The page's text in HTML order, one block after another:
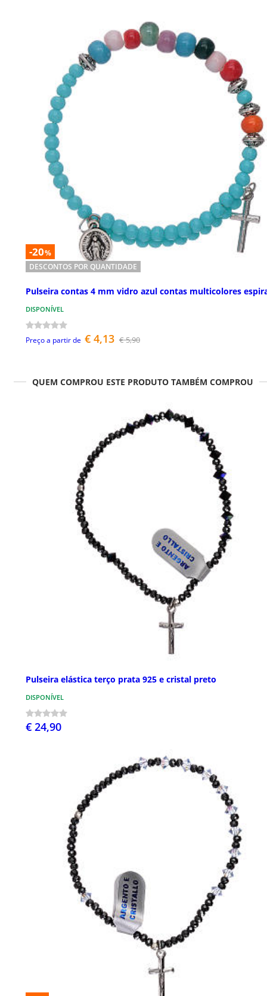
-20%
DESCONTOS POR QUANTIDADE
Pulseira contas 4 mm vidro azul contas multicolores
DISPONÍVEL
Preço a partir de € 4,13 € 5,90
QUEM COMPROU ESTE PRODUTO TAMBÉM COMPROU
Pulseira elástica terço prata 925 e cristal preto
DISPONÍVEL
€ 24,90